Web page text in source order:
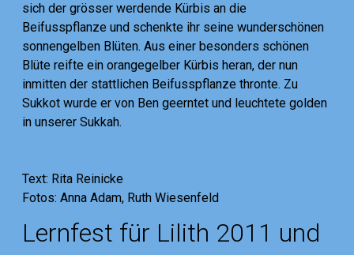
sich der grösser werdende Kürbis an die
Beifusspflanze und schenkte ihr seine wunderschönen
sonnengelben Blüten. Aus einer besonders schönen
Blüte reifte ein orangegelber Kürbis heran, der nun
inmitten der stattlichen Beifusspflanze thronte. Zu
Sukkot wurde er von Ben geerntet und leuchtete golden
in unserer Sukkah.
Text: Rita Reinicke
Fotos: Anna Adam, Ruth Wiesenfeld
Lernfest für Lilith 2011 und